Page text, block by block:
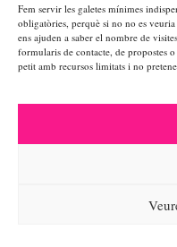
Fem servir les galetes mínimes
obligatòries, perquè si no no es
ens ajuden a saber el nombre de
formularis de contacte, de propostes
petit amb recursos limitats i no
INSTA